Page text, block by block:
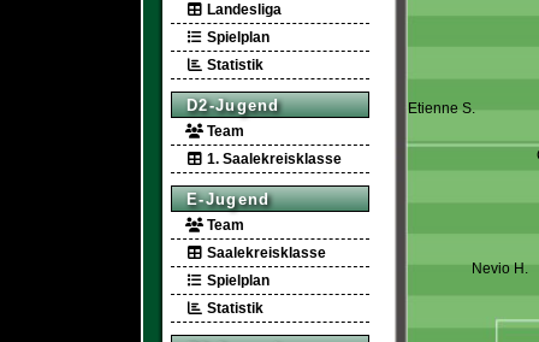
Landesliga
Spielplan
Statistik
D2-Jugend
Team
1. Saalekreisklasse
E-Jugend
Team
Saalekreisklasse
Spielplan
Statistik
Etienne S.
Nevio H.